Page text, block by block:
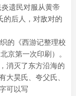
炎遗民对服从黄帝
的后人，对敌对的
的《西游记整理校
京第一次印刷）。
消灭了东方沿海的
昊氏、夸父氏、
可以写